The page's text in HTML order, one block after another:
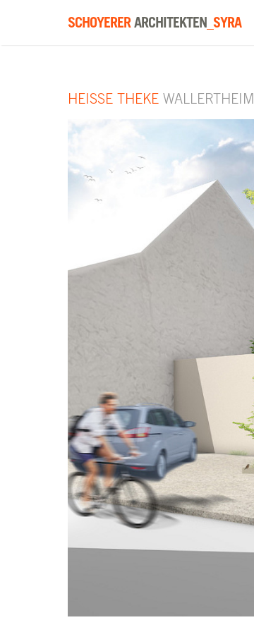
SCHOYERERARCHITEKTEN _SYRA
HEISSE THEKE WALLERTHEIM